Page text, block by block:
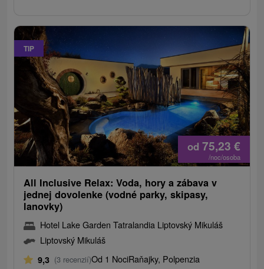
TIP
od 75,23 €
/noc/osoba
All Inclusive Relax: Voda, hory a zábava v
jednej dovolenke (vodné parky, skipasy,
lanovky)
Hotel Lake Garden Tatralandia Liptovský Mikuláš
Liptovský Mikuláš
9,3 (3 recenzií)Od 1 NociRaňajky, Polpenzia